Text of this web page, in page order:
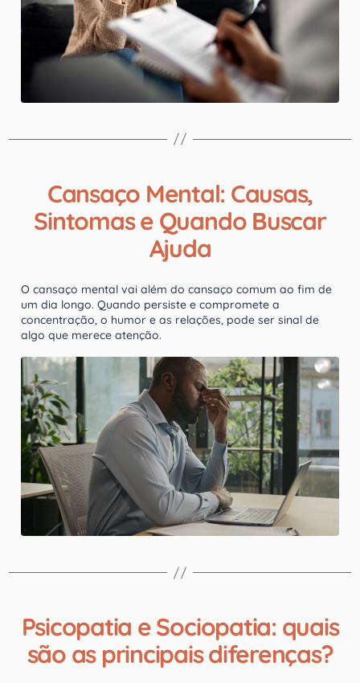
Cansaço Mental: Causas,
Sintomas e Quando Buscar
Ajuda
O cansaço mental vai além do cansaço comum ao fim de
um dia longo. Quando persiste e compromete a
concentração, o humor e as relações, pode ser sinal de
algo que merece atenção.
Psicopatia e Sociopatia: quais
são as principais diferenças?